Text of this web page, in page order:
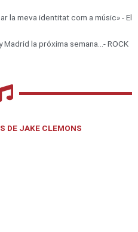
la meva identitat com a músic» - El
Madrid la próxima semana...- ROCK
DE JAKE CLEMONS